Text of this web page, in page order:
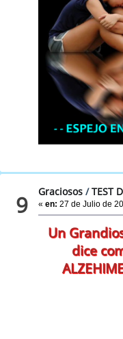
9 Graciosos /TEST
«en: 27 de Julio de
Un
dice